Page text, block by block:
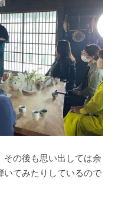
の後も思い出しては余
いてみたりしているので